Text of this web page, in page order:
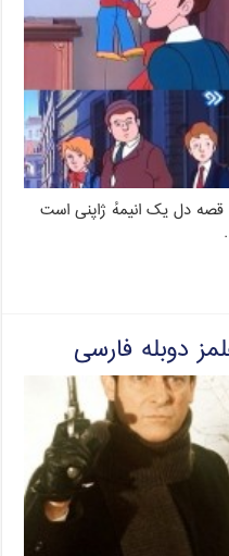
دل یک انیمهٔ ژاپنی است
دوبله فارسی